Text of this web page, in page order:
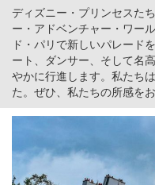
ディズニー・プリンセスた
ー・アドベンチャー・ワー
ド・パリで新しいパレード
ート、ダンサー、そして名
やかに行進します。私たち
た。ぜひ、私たちの所感を